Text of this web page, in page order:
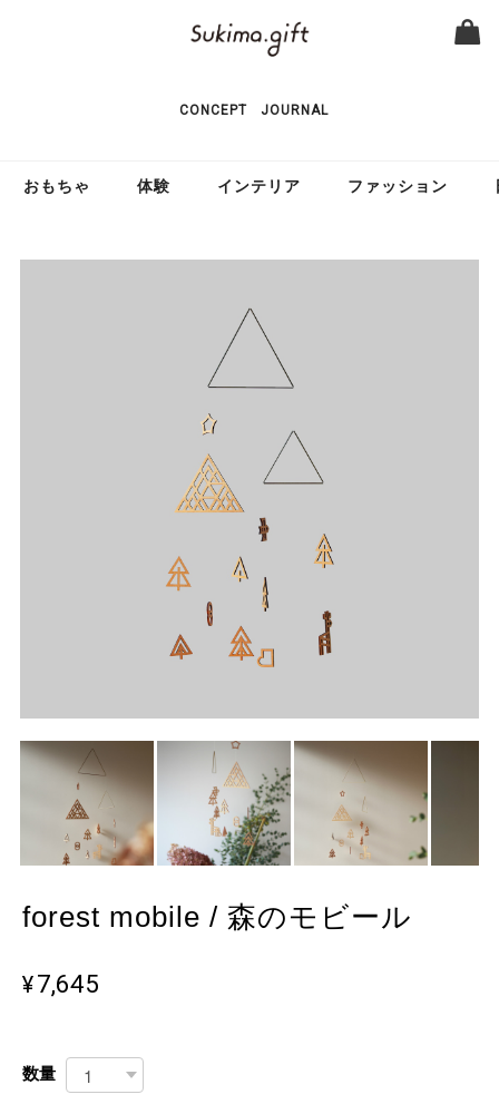
CONCEPT JOURNAL
おもちゃ 体験 インテリア ファッション
forest mobile / 森のモビール
¥7,645
数量